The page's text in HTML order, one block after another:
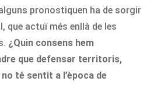
pronostiquen ha de sorgir
que actuï més enllà de les
¿Quin consens hem
que defensar territoris,
té sentit a l’època de